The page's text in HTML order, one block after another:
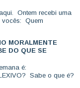
Ontem recebi uma
vocês: Quem
MORALMENTE
DO QUE SE
é:
Sabe o que é?